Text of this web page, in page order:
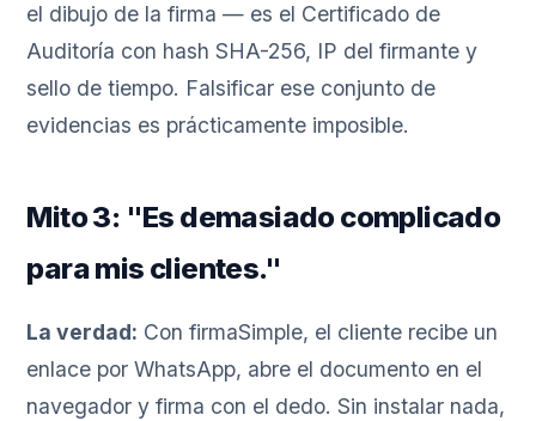
el dibujo de la firma — es el Certificado de
Auditoría con hash SHA-256, IP del firmante y
sello de tiempo. Falsificar ese conjunto de
evidencias es prácticamente imposible.
Mito 3: "Es demasiado complicado
para mis clientes."
La verdad: Con firmaSimple, el cliente recibe un
enlace por WhatsApp, abre el documento en el
navegador y firma con el dedo. Sin instalar nada,